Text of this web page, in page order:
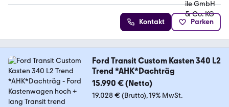
Kontakt Parken
Ford Transit Custom Kasten 340 L2
Trend *AHK*Dachträg
15.990 € (Netto)
19.028 € (Brutto) 19% MwSt.